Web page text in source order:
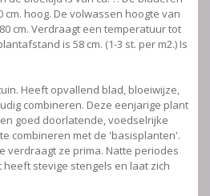
cm. hoog. De volwassen hoogte van
cm. Verdraagt een temperatuur tot
is 58 cm. (1-3 st. per m2.) Is
Heeft opvallend blad, bloeiwijze,
combineren. Deze eenjarige plant
goed doorlatende, voedselrijke
combineren met de 'basisplanten'.
verdraagt ze prima. Natte periodes
stevige stengels en laat zich